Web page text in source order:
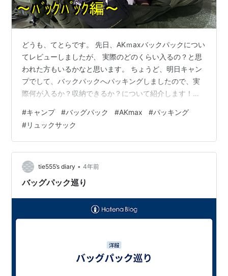
どうも、てとらです。 先日、AKｍaxバックパックについ
てレビューしましたが、 実際のどのくらい入るの？と思
われた方もいるかなと思います。 ちょうど、明日キャン
プでして、バックパックへパッキングしましたので、実
際何が入るか？収納できるか？について紹介します！！
Backpackって？ 実際どれくらい入る？ 何をどこに収納
する？ 外付けの収納は？ まとめ AKmax 72 Hours(3
Days) 55L Military Tactical Backpackって？ AKmaxと
いうメーカのバックパックです…
#キャンプ #バッグパック #AKmax #パッキング
#リュックサック
tie555’s diary • 4年前
バッグパック巡り